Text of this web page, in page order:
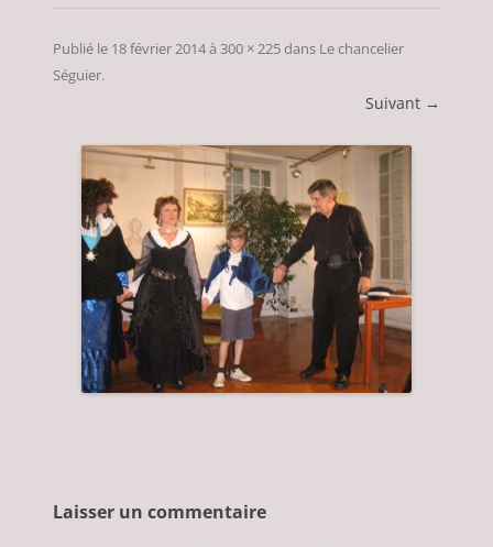
Publié le 18 février 2014à 300 × 225dans Le chancelier
Séguier.
Suivant →
Laisser un commentaire